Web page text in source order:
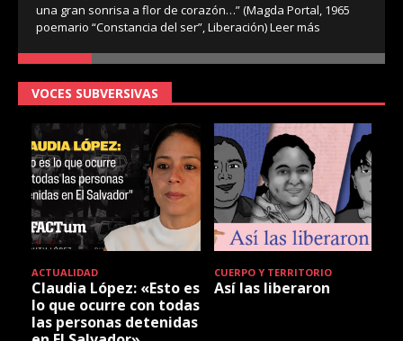
una gran sonrisa a flor de corazón…” (Magda Portal, 1965
poemario “Constancia del ser”, Liberación)Leer más
VOCES SUBVERSIVAS
ACTUALIDAD
Claudia López: «Esto es
lo que ocurre con todas
las personas detenidas
CUERPO Y TERRITORIO
Así las liberaron